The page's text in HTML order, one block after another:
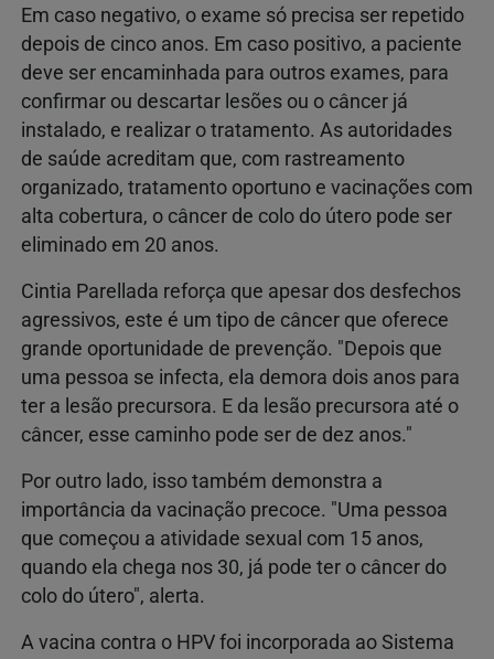
Em caso negativo, o exame só precisa ser repetido
depois de cinco anos. Em caso positivo, a paciente
deve ser encaminhada para outros exames, para
confirmar ou descartar lesões ou o câncer já
instalado, e realizar o tratamento. As autoridades
de saúde acreditam que, com rastreamento
organizado, tratamento oportuno e vacinações com
alta cobertura, o câncer de colo do útero pode ser
eliminado em 20 anos.
Cintia Parellada reforça que apesar dos desfechos
agressivos, este é um tipo de câncer que oferece
grande oportunidade de prevenção. "Depois que
uma pessoa se infecta, ela demora dois anos para
ter a lesão precursora. E da lesão precursora até o
câncer, esse caminho pode ser de dez anos."
Por outro lado, isso também demonstra a
importância da vacinação precoce. "Uma pessoa
que começou a atividade sexual com 15 anos,
quando ela chega nos 30, já pode ter o câncer do
colo do útero", alerta.
A vacina contra o HPV foi incorporada ao Sistema